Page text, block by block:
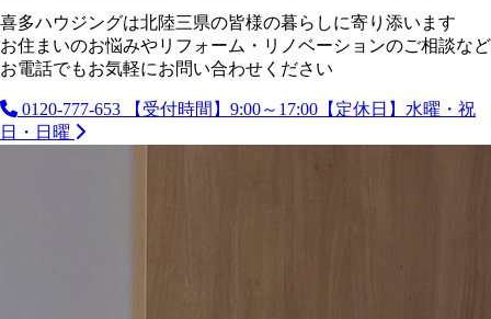
喜多ハウジングは北陸三県の皆様の暮らしに寄り添います
お住まいのお悩みやリフォーム・リノベーションのご相談など
お電話でもお気軽にお問い合わせください
0120-777-653
【受付時間】9:00～17:00【定休日】水曜・祝
日・日曜